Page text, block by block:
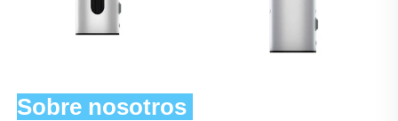
Sobre nosotros